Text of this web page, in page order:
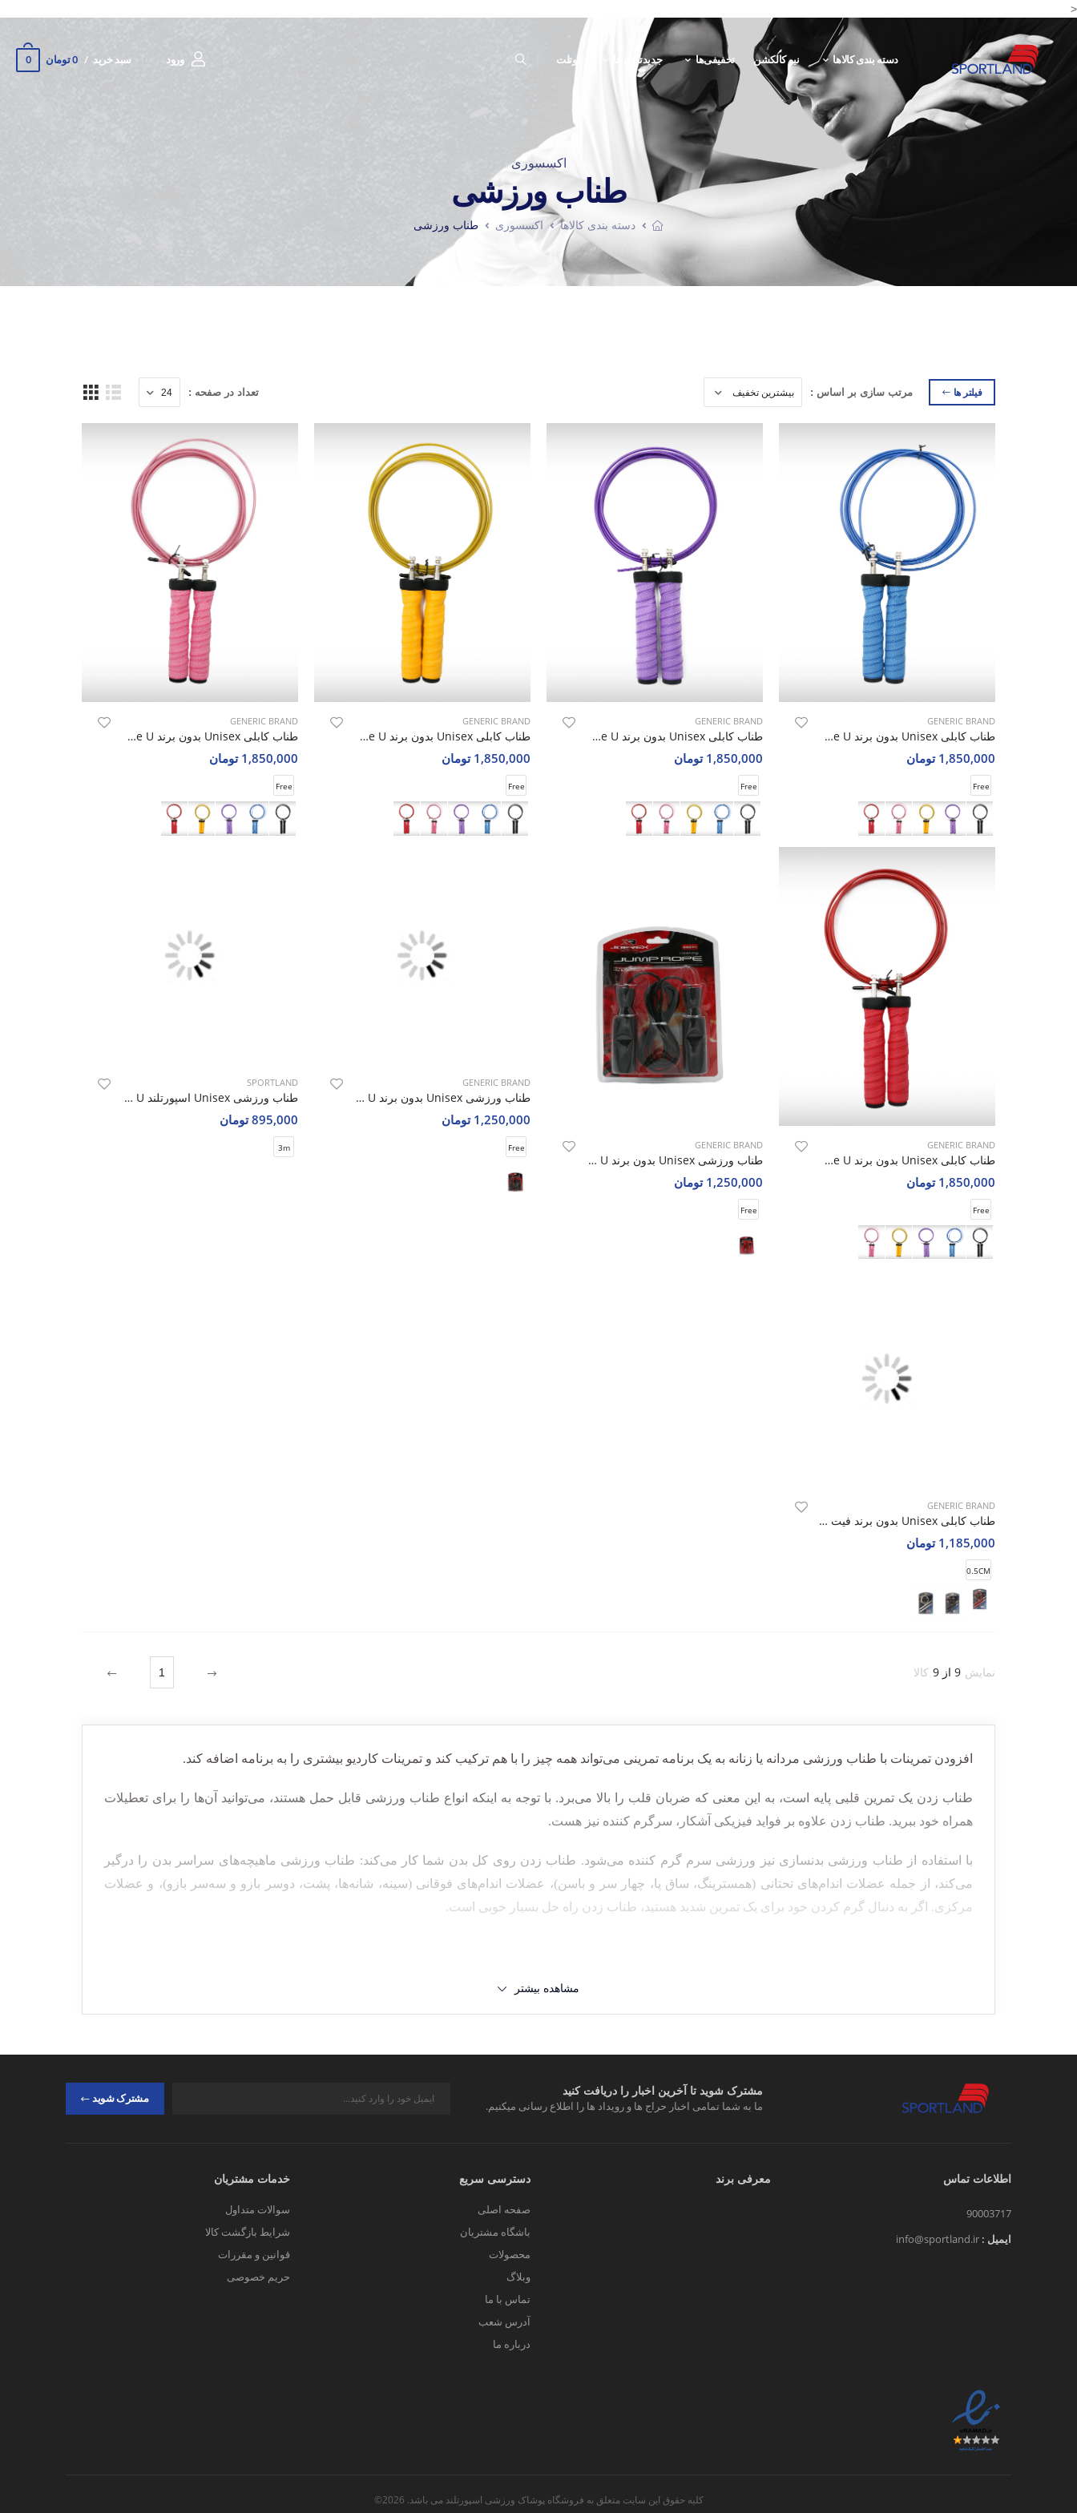
<
دسته بندی کالاها نیو کالکشن تخفیفی‌ها جدیدترین ها اوتلت ورود سبد خرید 0 تومان 0
اکسسوری
طناب ورزشی
دسته بندی کالاها اکسسوری طناب ورزشی
فیلتر ها مرتب سازی بر اساس : تعداد در صفحه :
GENERIC BRAND
طناب کابلی Unisex بدون برند Power Rope U
1,850,000 تومان
Free
GENERIC BRAND
طناب کابلی Unisex بدون برند Power Rope U
1,850,000 تومان
Free
GENERIC BRAND
طناب کابلی Unisex بدون برند Power Rope U
1,850,000 تومان
Free
GENERIC BRAND
طناب کابلی Unisex بدون برند Power Rope U
1,850,000 تومان
Free
GENERIC BRAND
طناب کابلی Unisex بدون برند Power Rope U
1,850,000 تومان
Free
GENERIC BRAND
طناب ورزشی Unisex بدون برند Jump Rope U
1,250,000 تومان
Free
GENERIC BRAND
1,250,000 تومان
SPORTLAND
طناب ورزشی Unisex اسپورتلند Stock U
895,000 تومان
3m
GENERIC BRAND
طناب کابلی Unisex بدون برند فیت گلدن استارGS-0808
1,185,000 تومان
0.5CM
نمایش 9 از 9 کالا 1
افزودن تمرینات با طناب ورزشی مردانه یا زنانه به یک برنامه تمرینی می‌تواند همه چیز را با هم ترکیب کند و تمرینات کاردیو بیشتری را به برنامه اضافه کند.
طناب زدن یک تمرین قلبی پایه است، به این معنی که ضربان قلب را بالا می‌برد. با توجه به اینکه انواع طناب‌ ورزشی قابل حمل هستند، می‌توانید آن‌ها را برای تعطیلات
همراه خود ببرید. طناب زدن علاوه بر فواید فیزیکی آشکار، سرگرم کننده نیز هست.
با استفاده از طناب ورزشی بدنسازی نیز ورزشی سرم گرم کننده می‌شود. طناب زدن روی کل بدن شما کار می‌کند: طناب‌ ورزشی ماهیچه‌های سراسر بدن را درگیر
می‌کند، از جمله عضلات اندام‌های تحتانی (همسترینگ، ساق پا، چهار سر و باسن)، عضلات اندام‌های فوقانی (سینه، شانه‌ها، پشت، دوسر بازو و سه‌سر بازو)، و عضلات
مرکزی. اگر به دنبال گرم کردن خود برای یک تمرین شدید هستید، طناب زدن راه حل بسیار خوبی است.
هر نوع مزایای منحصر به فردی را ارائه می دهد و برای رفع نیازهای مختلف ورزشی طراحی شده است.
برخلاف طناب ورزشی سرعتی برای تقویت عضلات و استقامت بدن استفاده می‌شود. وزن بیشتری نسبت به طناب‌های دیگر دارد و وزنش
بین 1-3 کیلوگرم است به همین دلیل برای استفاده از آن باید بدن آماده‌ای داشته باشید.
طناب ورزشی هوشمند:
بر روی دسته آن تعبیه شده است که داده‌های تناسب اندام شما را هنگام تمرین نمایش می‌دهد و به همین دلیل قیمت گرانتری نسبت به طناب ورزشی
1- طول طناب
برای پیدا کردن طناب ورزشی مناسب، بررسی کنید که طول طنابی که استفاده می‌کنید متناسب با قد شما باشد.
مشاهده بیشتر
مشترک شوید تا آخرین اخبار را دریافت کنید
ما به شما تمامی اخبار حراج ها و رویداد ها را اطلاع رسانی میکنیم.
مشترک شوید
اطلاعات تماس
90003717
ایمیل : info@sportland.ir
معرفی برند دسترسی سریع
صفحه اصلی
باشگاه مشتریان
محصولات
وبلاگ
تماس با ما
آدرس شعب
درباره ما
خدمات مشتریان
سوالات متداول
شرایط بازگشت کالا
قوانین و مقررات
حریم خصوصی
کلیه حقوق این سایت متعلق به فروشگاه پوشاک ورزشی اسپورتلند می باشد. 2026©